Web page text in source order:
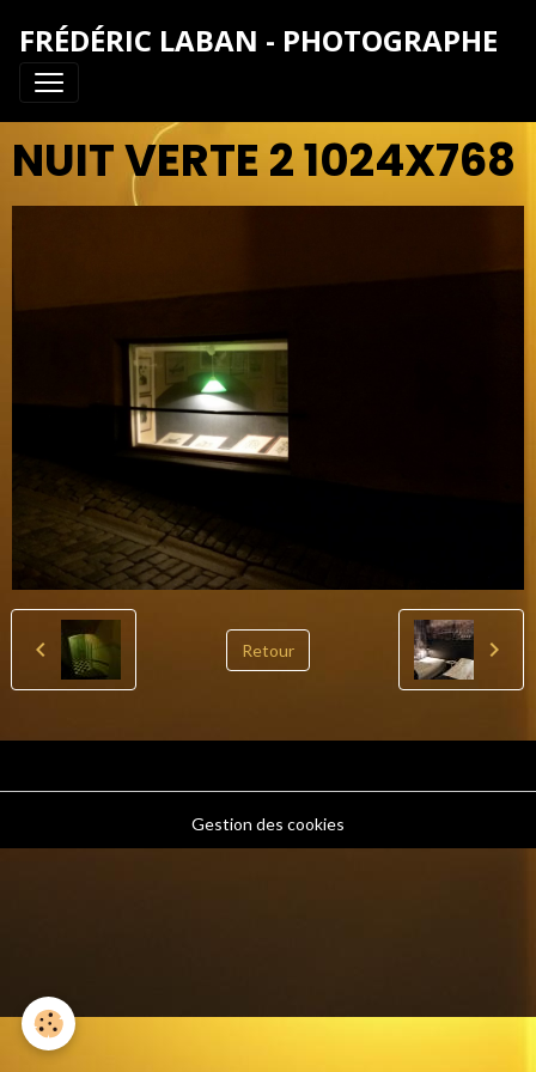
FRÉDÉRIC LABAN - PHOTOGRAPHE
NUIT VERTE 2 1024X768
Retour
Gestion des cookies